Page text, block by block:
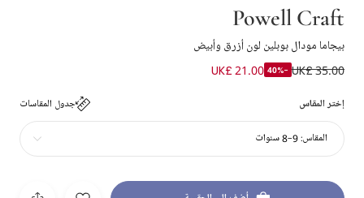
Powell Craft
بيجاما مودال بوبلين لون أزرق وأبيض
UK£ 35.00
-40%
UK£ 21.00
إختر المقاس جدول المقاسات
المقاس:9-8 سنوات